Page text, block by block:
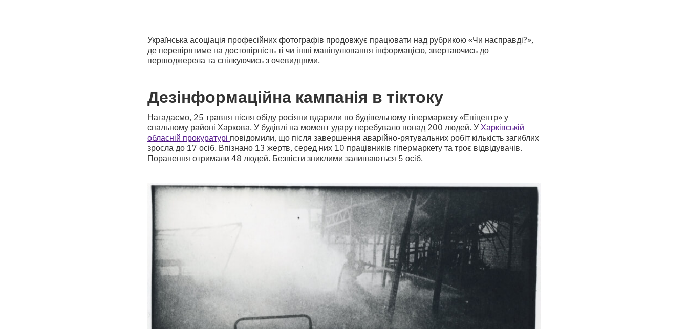
Українська асоціація професійних фотографів продовжує працювати над рубрикою «Чи насправді?»,
де перевірятиме на достовірність ті чи інші маніпулювання інформацією, звертаючись до
першоджерела та спілкуючись з очевидцями.
Дезінформаційна кампанія в тіктоку
Нагадаємо, 25 травня після обіду росіяни вдарили по будівельному гіпермаркету «Епіцентр» у
спальному районі Харкова. У будівлі на момент удару перебувало понад 200 людей. У Харківській
обласній прокуратурі повідомили, що після завершення аварійно-рятувальних робіт кількість загиблих
зросла до 17 осіб. Впізнано 13 жертв, серед них 10 працівників гіпермаркету та троє відвідувачів.
Поранення отримали 48 людей. Безвісти зниклими залишаються 5 осіб.